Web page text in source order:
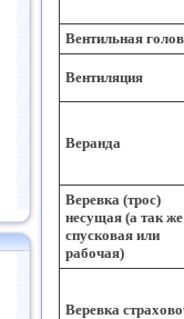
Вентильная
Вентиляция
Веранда
Веревка (трос)
несущая (а так же
спусковая или
рабочая)
Веревка